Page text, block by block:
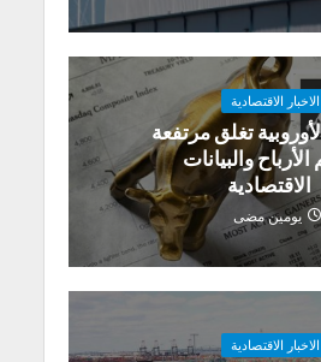
الاخبار الاقتصادية
تغلق مرتفعة
والبيانات
الاقتصادية
يومين مضى
الاخبار الاقتصادية